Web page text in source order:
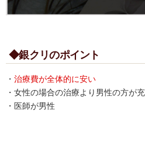
◆銀クリのポイント
・ 治療費が全体的に安い
・女性の場合の治療より男性の方が
・医師が男性